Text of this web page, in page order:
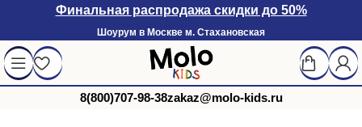
Финальная распродажа скидки до 50%
Шоурум в Москве м. Стахановская
8(800)707-98-38zakaz@molo-kids.ru